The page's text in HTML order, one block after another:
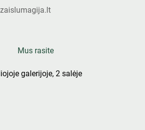
Mus rasite
galerijoje, 2 salėje